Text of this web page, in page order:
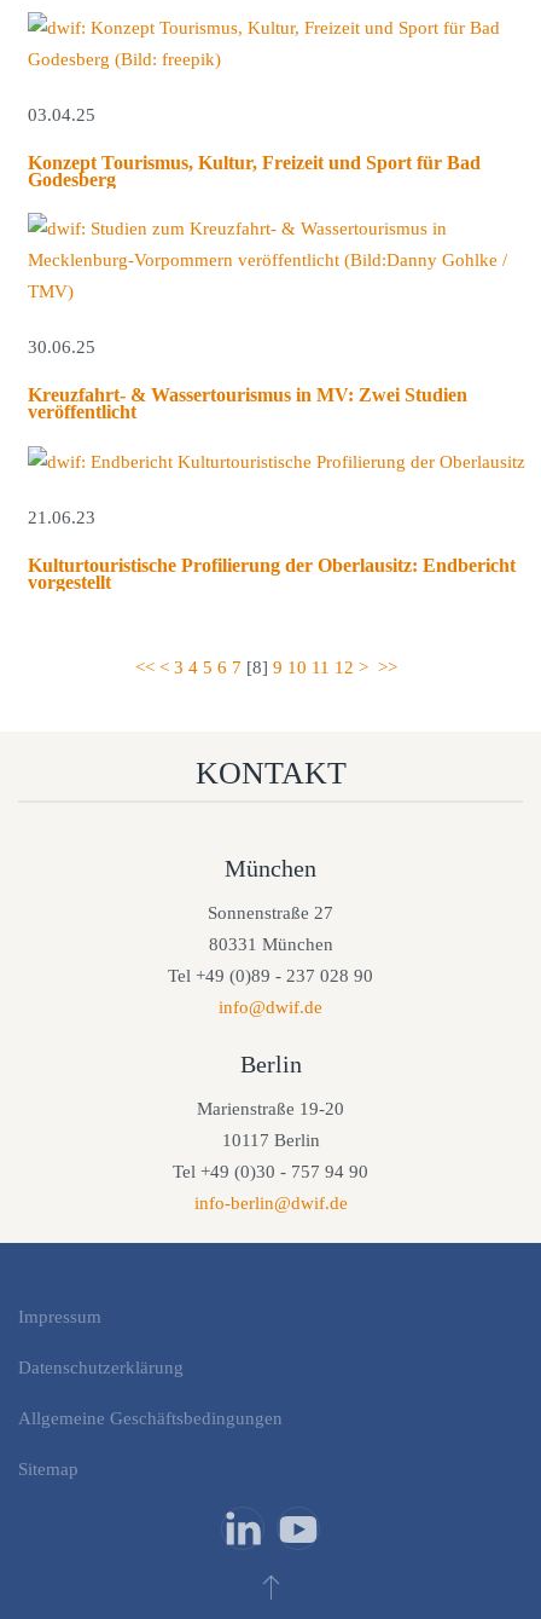
03.04.25
Konzept Tourismus, Kultur, Freizeit und Sport für Bad
Godesberg
30.06.25
Kreuzfahrt- & Wassertourismus in MV: Zwei Studien
veröffentlicht
21.06.23
Kulturtouristische Profilierung der Oberlausitz: Endbericht
vorgestellt
<< < 3 4 5 6 7 [8] 9 10 11 12 > >>
KONTAKT
München
Sonnenstraße 27
80331 München
Tel +49 (0)89 - 237 028 90
info@dwif.de
Berlin
Marienstraße 19-20
10117 Berlin
Tel +49 (0)30 - 757 94 90
info-berlin@dwif.de
Impressum
Datenschutzerklärung
Allgemeine Geschäftsbedingungen
Sitemap